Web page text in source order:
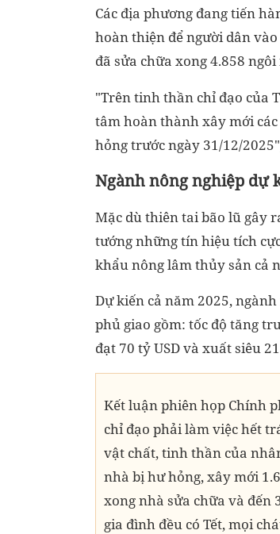
Các địa phương đang tiến
hoàn thiện để người dân
đã sửa chữa xong 4.858
"Trên tinh thần chỉ đạo của
tâm hoàn thành xây mới
hỏng trước ngày 31/12/
Ngành nông nghiệp
Mặc dù thiên tai bão lũ gây
tướng những tín hiệu tích
khẩu nông lâm thủy sản cả
Dự kiến cả năm 2025,
phủ giao gồm: tốc độ tăng
đạt 70 tỷ USD và xuất siêu
Kết luận phiên họp Chính
chỉ đạo phải làm việc hết
vật chất, tinh thần của
nhà bị hư hỏng, xây mới
xong nhà sửa chữa và đến
gia đình đều có Tết, mọi